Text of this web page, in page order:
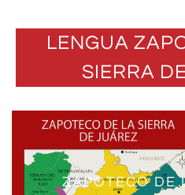
LENGUA
SIERRA
ZAPOTECO DE